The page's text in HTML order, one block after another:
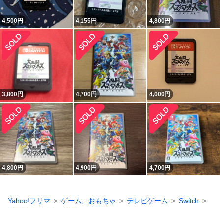
4,500円 4,155円 4,800円
3,800円 4,700円 4,000円
4,800円 4,900円 4,700円
Yahoo!フリマ ゲーム、おもちゃ テレビゲーム
Switch